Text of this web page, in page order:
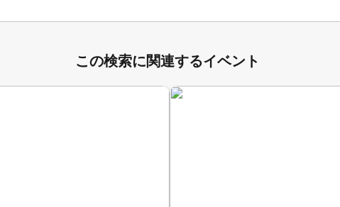
この検索に関連するイベント